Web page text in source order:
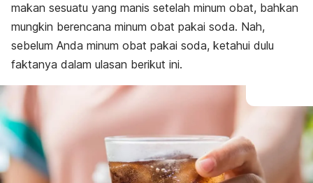
makan sesuatu yang manis setelah minum obat, bahkan
mungkin berencana minum obat pakai soda. Nah,
sebelum Anda minum obat pakai soda, ketahui dulu
faktanya dalam ulasan berikut ini.